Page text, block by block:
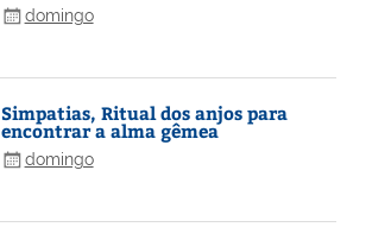
domingo
Simpatias, Ritual dos anjos para
encontrar a alma gêmea
domingo